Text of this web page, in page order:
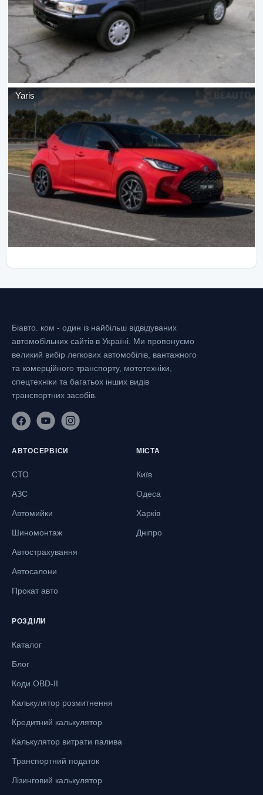
Yaris
Біавто. ком - один із найбільш відвідуваних
автомобільних сайтів в Україні. Ми пропонуємо
великий вибір легкових автомобілів, вантажного
та комерційного транспорту, мототехніки,
спецтехніки та багатьох інших видів
транспортних засобів.
АВТОСЕРВІСИ
СТО
АЗС
Автомийки
Шиномонтаж
Автострахування
Автосалони
Прокат авто
МІСТА
Київ
Одеса
Харків
Дніпро
РОЗДІЛИ
Каталог
Блог
Коди OBD-II
Калькулятор розмитнення
Кредитний калькулятор
Калькулятор витрати палива
Транспортний податок
Лізинговий калькулятор